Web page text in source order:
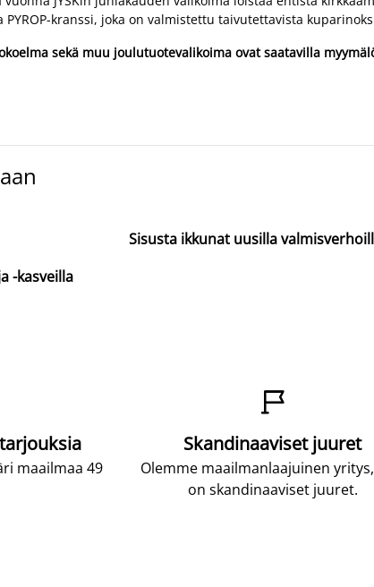
kranssi, joka on valmistettu taivutettavista
sekä muu joulutuotevalikoima ovat saatavilla
-kasveilla
Sisusta ikkunat uusilla
maailmaa 49

Skandinaaviset juuret
Olemme maailmanlaajuinen
on skandinaaviset juuret.